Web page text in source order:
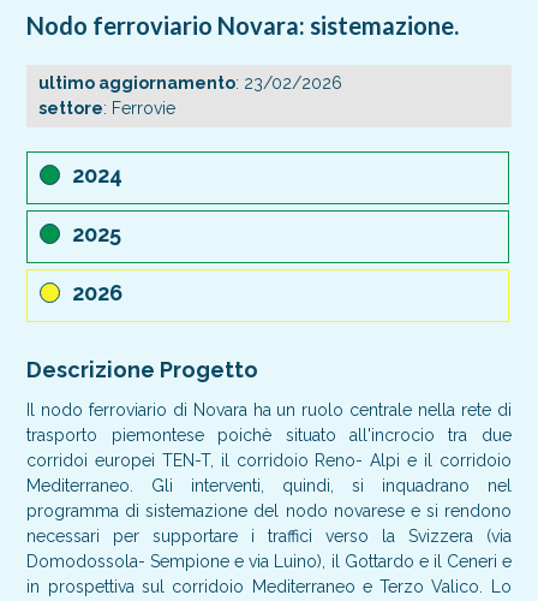
Nodo ferroviario Novara: sistemazione.
ultimo aggiornamento: 23/02/2026
settore: Ferrovie
2024
2025
2026
Descrizione Progetto
Il nodo ferroviario di Novara ha un ruolo centrale nella rete di
trasporto piemontese poichè situato all'incrocio tra due
corridoi europei TEN-T, il corridoio Reno- Alpi e il corridoio
Mediterraneo. Gli interventi, quindi, si inquadrano nel
programma di sistemazione del nodo novarese e si rendono
necessari per supportare i traffici verso la Svizzera (via
Domodossola- Sempione e via Luino), il Gottardo e il Ceneri e
in prospettiva sul corridoio Mediterraneo e Terzo Valico. Lo